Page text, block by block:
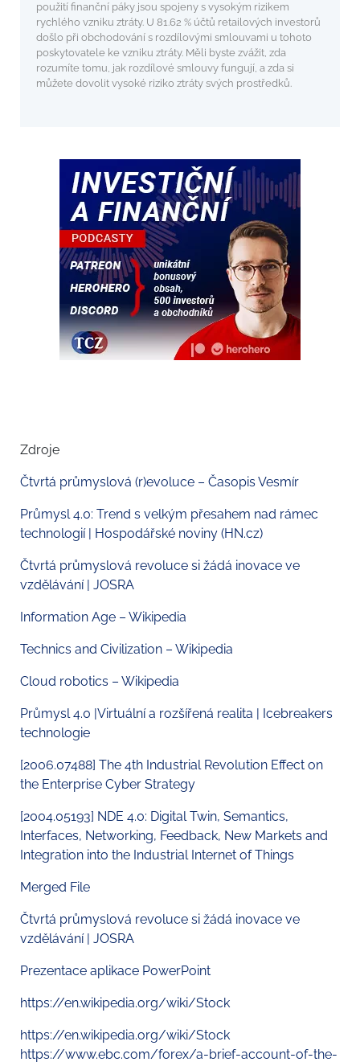
použití finanční páky jsou spojeny s vysokým rizikem
rychlého vzniku ztráty. U 81.62 % účtů retailových investorů
došlo při obchodování s rozdílovými smlouvami u tohoto
poskytovatele ke vzniku ztráty. Měli byste zvážit, zda
rozumíte tomu, jak rozdílové smlouvy fungují, a zda si
můžete dovolit vysoké riziko ztráty svých prostředků.
Zdroje
Čtvrtá průmyslová (r)evoluce – Časopis Vesmír
Průmysl 4.0: Trend s velkým přesahem nad rámec
technologií | Hospodářské noviny (HN.cz)
Čtvrtá průmyslová revoluce si žádá inovace ve
vzdělávání | JOSRA
Information Age – Wikipedia
Technics and Civilization – Wikipedia
Cloud robotics – Wikipedia
Průmysl 4.0 |Virtuální a rozšířená realita | Icebreakers
technologie
[2006.07488] The 4th Industrial Revolution Effect on
the Enterprise Cyber Strategy
[2004.05193] NDE 4.0: Digital Twin, Semantics,
Interfaces, Networking, Feedback, New Markets and
Integration into the Industrial Internet of Things
Merged File
Čtvrtá průmyslová revoluce si žádá inovace ve
vzdělávání | JOSRA
Prezentace aplikace PowerPoint
https://en.wikipedia.org/wiki/Stock
https://en.wikipedia.org/wiki/Stock
https://www.ebc.com/forex/a-brief-account-of-the-